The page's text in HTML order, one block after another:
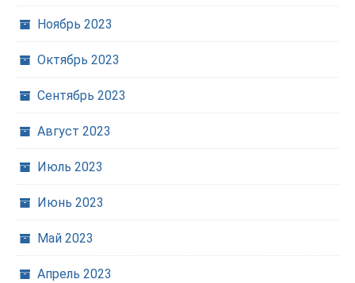
Ноябрь 2023
Октябрь 2023
Сентябрь 2023
Август 2023
Июль 2023
Июнь 2023
Май 2023
Апрель 2023